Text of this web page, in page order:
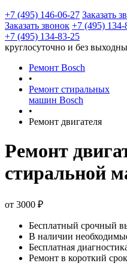
+7 (495) 146-06-27 Заказать
Заказать звонок +7 (495) 134-
+7 (495) 134-83-25
круглосуточно и без
Ремонт Bosch
•
Ремонт стиральных
машин Bosch
•
Ремонт двигателя
Ремонт
стиральной
от 3000 ₽
Бесплатный срочный
В наличии
Бесплатная
Ремонт в короткий срок